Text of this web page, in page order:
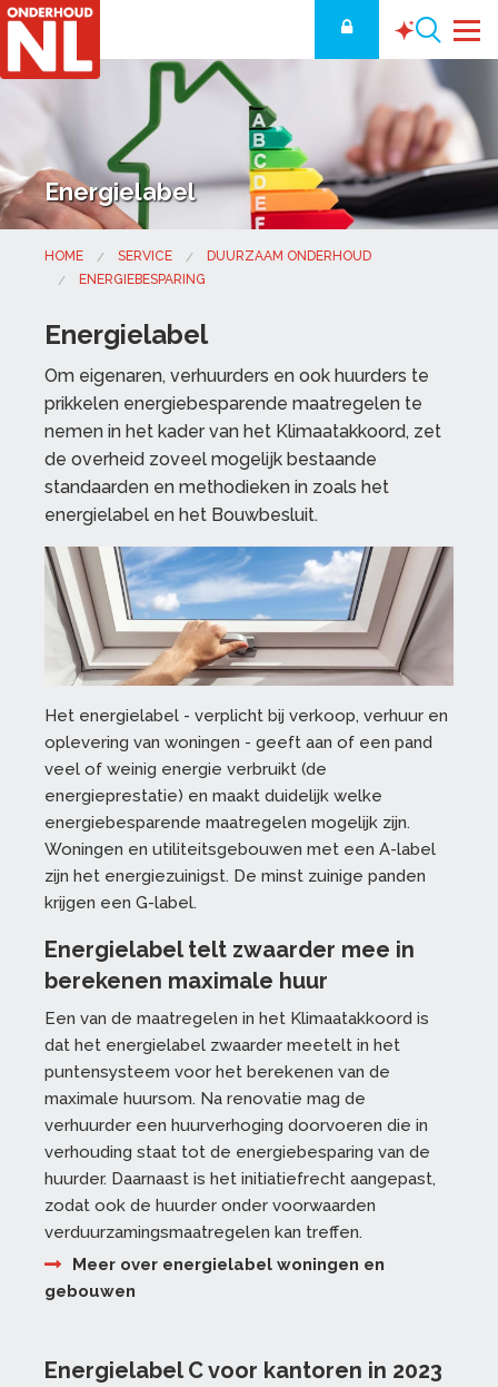
Energielabel
HOME SERVICE
DUURZAAM ONDERHOUD
ENERGIEBESPARING
Energielabel
Om eigenaren, verhuurders en ook huurders te
prikkelen energiebesparende maatregelen te
nemen in het kader van het Klimaatakkoord, zet
de overheid zoveel mogelijk bestaande
standaarden en methodieken in zoals het
energielabel en het Bouwbesluit.
Het energielabel - verplicht bij verkoop, verhuur en
oplevering van woningen - geeft aan of een pand
veel of weinig energie verbruikt (de
energieprestatie) en maakt duidelijk welke
energiebesparende maatregelen mogelijk zijn.
Woningen en utiliteitsgebouwen met een A-label
zijn het energiezuinigst. De minst zuinige panden
krijgen een G-label.
Energielabel telt zwaarder mee in
berekenen maximale huur
Een van de maatregelen in het Klimaatakkoord is
dat het energielabel zwaarder meetelt in het
puntensysteem voor het berekenen van de
maximale huursom. Na renovatie mag de
verhuurder een huurverhoging doorvoeren die in
verhouding staat tot de energiebesparing van de
huurder. Daarnaast is het initiatiefrecht aangepast,
zodat ook de huurder onder voorwaarden
verduurzamingsmaatregelen kan treffen.
Meer over energielabel woningen en
gebouwen
Energielabel C voor kantoren in 2023